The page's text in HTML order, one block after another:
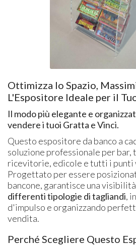
Ottimizza lo Spazio,
L'Espositore Ideale per il
Il modo più elegante e
vendere i tuoi Gratta e Vinci.
Questo espositore da banco a
soluzione professionale per bar,
ricevitorie, edicole e tutti i punti
Progettato per essere
bancone, garantisce una
differenti tipologie di tagliandi,
d'impulso e organizzando
vendita.
Perché Scegliere Questo